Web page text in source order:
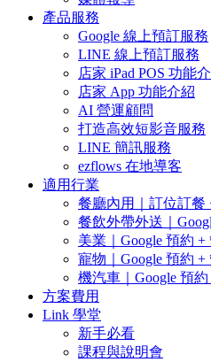
產品服務
Google 線上預訂服務
LINE 線上預訂服務
店家 iPad POS 功能
店家 App 功能介紹
AI 營運顧問
打造高效短影音服務
LINE 簡訊服務
ezflows 在地導客
適用行業
餐廳內用｜訂位訂餐
餐飲外帶外送｜
美業｜Google 預約 +
寵物｜Google 預約 +
機汽車｜Google 預
方案費用
Link 學堂
新手必看
課程與說明會